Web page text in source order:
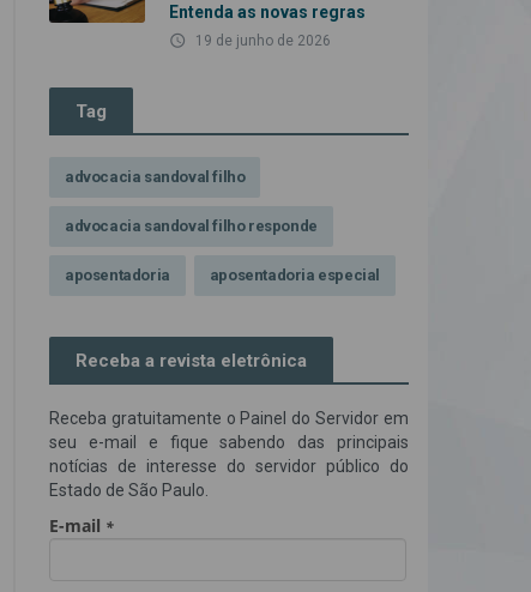
Entenda as novas regras
access_time 19 de junho de 2026
Tag
advocacia sandoval filho
advocacia sandoval filho responde
aposentadoria aposentadoria especial
Campanha contra assédio ilegal
Campanha da OAB SP CNJ
Comissão de Precatórios da OAB SP
credores prioritários
Receba a revista eletrônica
Receba gratuitamente o Painel do Servidor em
seu e-mail e fique sabendo das principais
notícias de interesse do servidor público do
Estado de São Paulo.